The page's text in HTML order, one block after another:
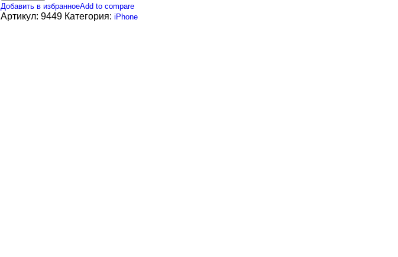
Добавить в избранноеAdd to compare
Артикул: 9449 Категория: iPhone